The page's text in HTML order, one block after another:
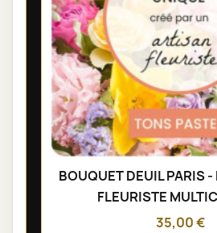
BOUQUET DEUIL PARIS
FLEURISTE
35,00 €